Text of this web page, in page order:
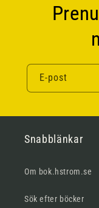
E-post
Snabblänkar
Om bok.hstrom.se
Sök efter böcker